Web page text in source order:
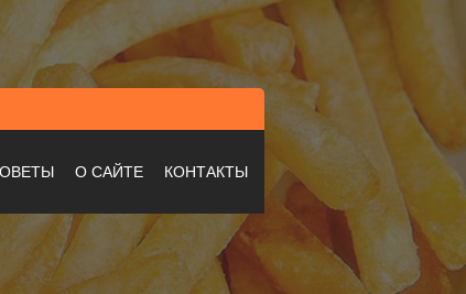
О САЙТЕ КОНТАКТЫ